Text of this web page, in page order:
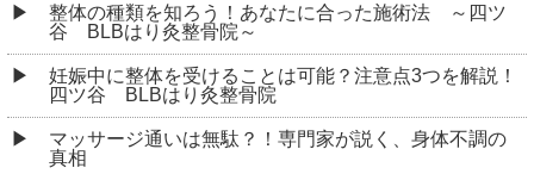
整体の種類を知ろう！あなたに合った施術法 ～四ツ
谷 BLBはり灸整骨院～
妊娠中に整体を受けることは可能？注意点3つを解説！
四ツ谷 BLBはり灸整骨院
マッサージ通いは無駄？！専門家が説く、身体不調の
真相